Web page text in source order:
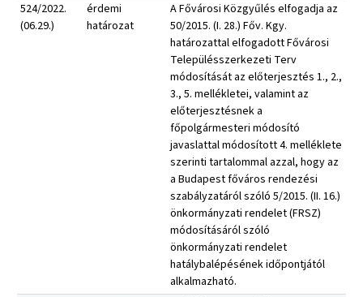
524/2022.
(06.29.)
érdemi
határozat
A Fővárosi Közgyűlés elfogadja az
50/2015. (I. 28.) Főv. Kgy.
határozattal elfogadott Fővárosi
Településszerkezeti Terv
módosítását az előterjesztés 1., 2.,
3., 5. mellékletei, valamint az
előterjesztésnek a
főpolgármesteri módosító
javaslattal módosított 4. melléklete
szerinti tartalommal azzal, hogy az
a Budapest főváros rendezési
szabályzatáról szóló 5/2015. (II. 16.)
önkormányzati rendelet (FRSZ)
módosításáról szóló
önkormányzati rendelet
hatálybalépésének időpontjától
alkalmazható.